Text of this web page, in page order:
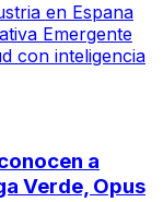
en Espana
Emergente
con inteligencia
a
Verde, Opus